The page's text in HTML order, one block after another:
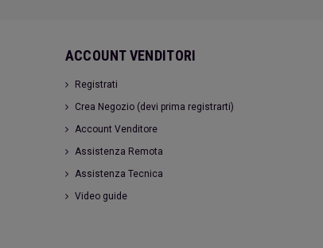
ACCOUNT VENDITORI
Registrati
Crea Negozio (devi prima registrarti)
Account Venditore
Assistenza Remota
Assistenza Tecnica
Video guide